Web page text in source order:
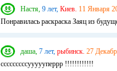
Настя, 9 лет, Киев. 11 Января
Понравилась раскраска Заяц из
даша, 7 лет, рыбинск. 27
сссссссссуууууперрр !!!!!!!!!!!!